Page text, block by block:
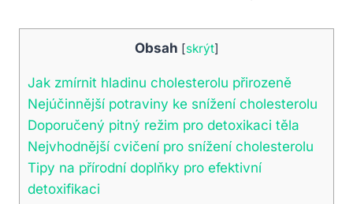
Obsah [skrýt]
Jak zmírnit hladinu cholesterolu přirozeně
Nejúčinnější potraviny ke snížení cholesterolu
Doporučený pitný režim pro detoxikaci těla
Nejvhodnější cvičení pro snížení cholesterolu
Tipy na přírodní doplňky pro efektivní
detoxifikaci